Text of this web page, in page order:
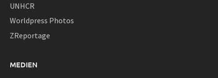
UNHCR
Worldpress Photos
ZReportage
MEDIEN